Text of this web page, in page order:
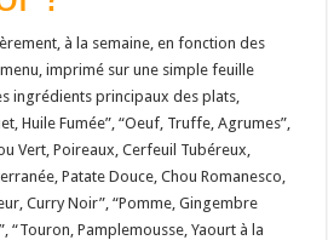
à la semaine, en fonction des
imprimé sur une simple feuille
ingrédients principaux des plats,
Huile Fumée”, “Oeuf, Truffe, Agrumes”,
Vert, Poireaux, Cerfeuil Tubéreux,
Patate Douce, Chou Romanesco,
Curry Noir”, “Pomme, Gingembre
“Touron, Pamplemousse, Yaourt à la